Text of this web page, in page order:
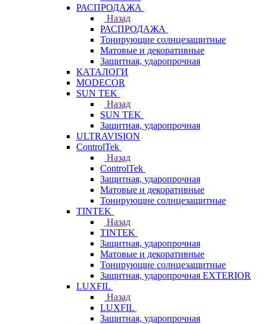
РАСПРОДАЖА
Назад
РАСПРОДАЖА
Тонирующие солнцезащитные
Матовые и декоративные
Защитная, ударопрочная
КАТАЛОГИ
MODECOR
SUN TEK
Назад
SUN TEK
Защитная, ударопрочная
ULTRAVISION
ControlTek
Назад
ControlTek
Защитная, ударопрочная
Матовые и декоративные
Тонирующие солнцезащитные
TINTEK
Назад
TINTEK
Защитная, ударопрочная
Матовые и декоративные
Тонирующие солнцезащитные
Защитная, ударопрочная EXTERIOR
LUXFIL
Назад
LUXFIL
Защитная, ударопрочная